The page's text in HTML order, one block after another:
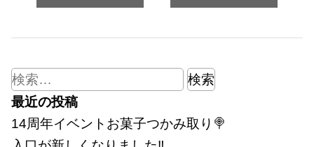
検
索:
最近の投稿
14周年イベントお菓子つかみ取り🍭